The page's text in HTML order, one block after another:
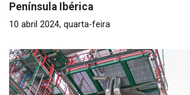
Península Ibérica
10 abril 2024, quarta-feira